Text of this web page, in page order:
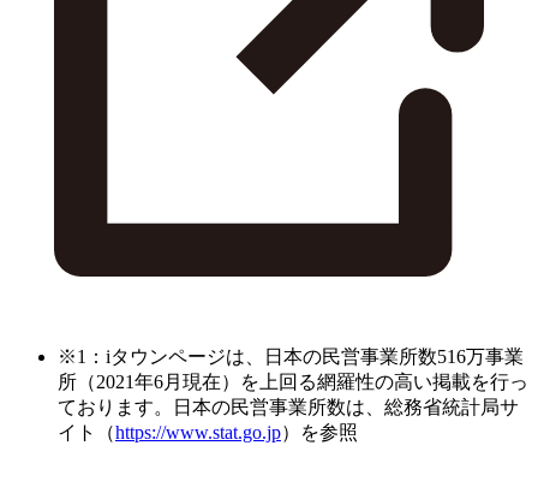
※1：iタウンページは、日本の民営事業所数516万事業
所（2021年6月現在）を上回る網羅性の高い掲載を行っ
ております。日本の民営事業所数は、総務省統計局サ
イト（https://www.stat.go.jp）を参照